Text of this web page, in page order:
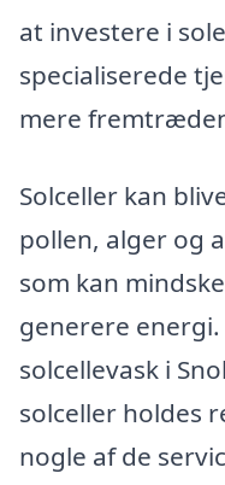
at investere i
specialiserede
mere
Solceller kan
pollen, alger og
som kan
generere
solcellevask i
solceller holdes
nogle af de